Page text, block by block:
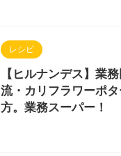
レシピ
【ヒルナンデス】業
流・カリフラワーポ
方。業務スーパー！